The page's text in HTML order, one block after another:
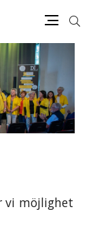
Sök
vi möjlighet